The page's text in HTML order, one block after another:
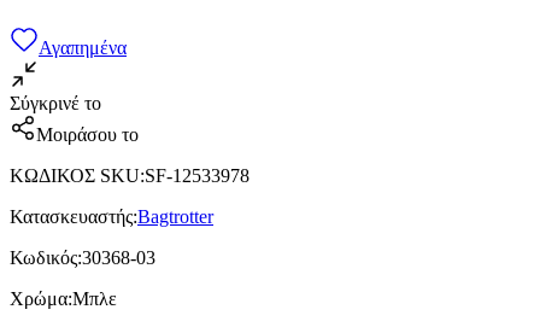
Αγαπημένα
Σύγκρινέ το
Μοιράσου το
ΚΩΔΙΚΟΣ SKU:SF-12533978
Κατασκευαστής:Bagtrotter
Κωδικός:30368-03
Χρώμα:Μπλε